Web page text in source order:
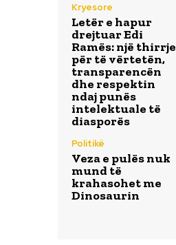
Kryesore
Letër e hapur
drejtuar Edi
Ramës: një thirrje
për të vërtetën,
transparencën
dhe respektin
ndaj punës
intelektuale të
diasporës
Politikë
Veza e pulës nuk
mund të
krahasohet me
Dinosaurin